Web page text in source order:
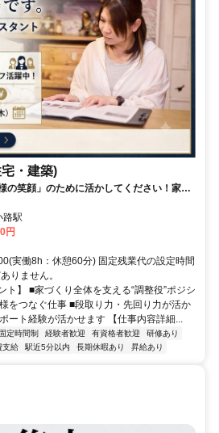
・建築)
の笑顔」のために活かしてください！家づ
ませんか ✅月給32～40万円✅完全週休2日
生有
路駅
円
実働8h：休憩60分) 固定残業代の設定時間
りません。
ト】 ■家づくり全体を支える“調整役”ポジシ
をつなぐ仕事 ■段取り力・先回り力が活か
ート経験が活かせます 【仕事内容詳細...
固定時間制 経験者歓迎 有資格者歓迎
研修あり
支給 駅近5分以内 長期休暇あり 昇給あり